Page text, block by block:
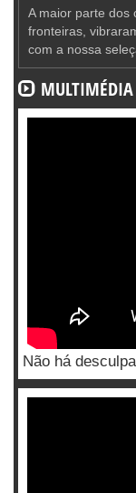
A maior parte dos
fronteiras,
com a nossa
MULTIMÉDIA
Não há